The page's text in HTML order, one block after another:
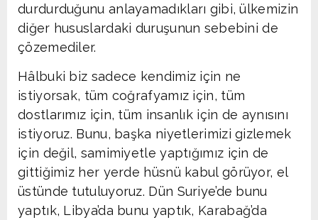
durdurduğunu anlayamadıkları gibi, ülkemizin
diğer hususlardaki duruşunun sebebini de
çözemediler.
Hâlbuki biz sadece kendimiz için ne
istiyorsak, tüm coğrafyamız için, tüm
dostlarımız için, tüm insanlık için de aynısını
istiyoruz. Bunu, başka niyetlerimizi gizlemek
için değil, samimiyetle yaptığımız için de
gittiğimiz her yerde hüsnü kabul görüyor, el
üstünde tutuluyoruz. Dün Suriye’de bunu
yaptık, Libya’da bunu yaptık, Karabağ’da